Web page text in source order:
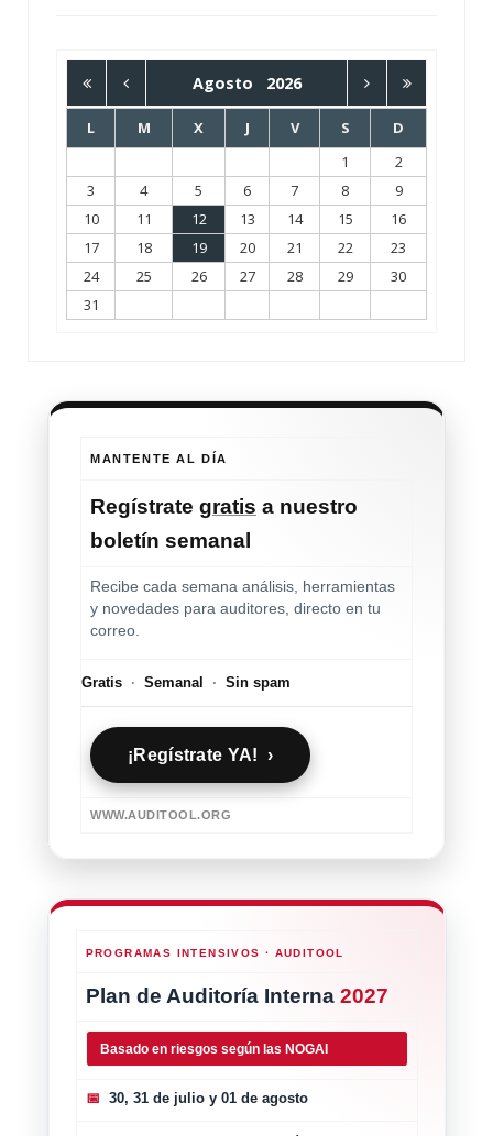
Agosto 2026
L M X J V S
D
1
2
3
4 5 6 7 8
9
10
11 12 13 14 15
16
17
18 19 20 21 22
23
24
25 26 27 28 29
30
31
MANTENTE AL DÍA
Regístrate gratis a nuestro
boletín semanal
Recibe cada semana análisis, herramientas
y novedades para auditores, directo en tu
correo.
Gratis · Semanal · Sin spam
¡Regístrate YA! ›
WWW.AUDITOOL.ORG
PROGRAMAS INTENSIVOS · AUDITOOL
Plan de Auditoría Interna 2027
Basado en riesgos según las NOGAI
📅 30, 31 de julio y 01 de agosto